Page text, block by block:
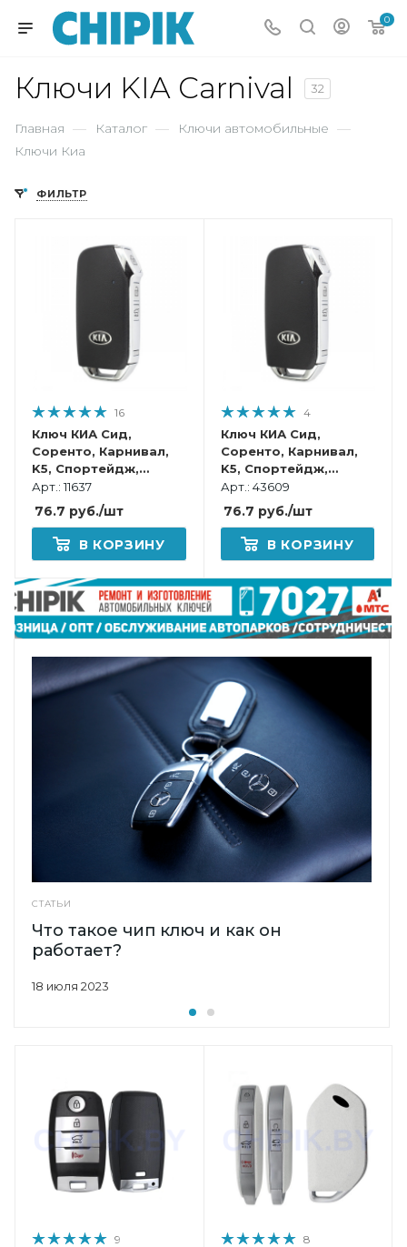
0
Ключи KIA Carnival 32
Главная — Каталог — Ключи автомобильные —
Ключи Киа
ФИЛЬТР
16
Ключ КИА Сид,
Соренто, Карнивал,
K5, Спортейдж,
Селтос, Серато, Соул
смарт корпус
Арт.: 11637
76.7 руб./шт
В КОРЗИНУ
4
Ключ КИА Сид,
Соренто, Карнивал,
K5, Спортейдж,
Селтос, Серато, Соул,
Икссид смарт корпус
Арт.: 43609
76.7 руб./шт
В КОРЗИНУ
СТАТЬИ
18 июля 2023
Что такое чип ключ и как он
работает?
9 8